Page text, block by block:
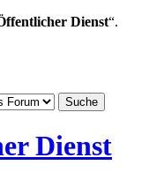
Dienst“.